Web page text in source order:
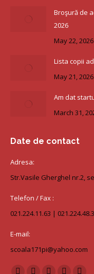
Broşură de
2026
May 22, 2026
Lista copii
May 21, 2026
Am dat
March 31,
Date de contact
Adresa:
Str.Vasile Gherghel nr.2,
Telefon / Fax :
021.224.11.63 |
E-mail:
scoala171pi@yahoo.com
Find us on: